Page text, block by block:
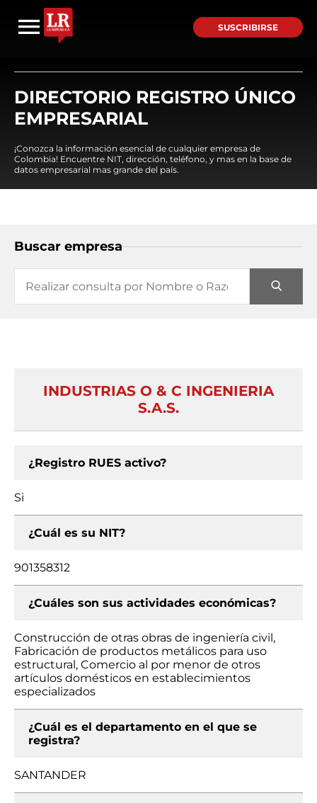
SUSCRIBIRSE
DIRECTORIO REGISTRO ÚNICO
EMPRESARIAL
¡Conozca la información esencial de cualquier empresa de
Colombia! Encuentre NIT, dirección, teléfono, y mas en la base de
datos empresarial mas grande del país.
Buscar empresa
INDUSTRIAS O & C INGENIERIA
S.A.S.
¿Registro RUES activo?
Si
¿Cuál es su NIT?
901358312
¿Cuáles son sus actividades económicas?
Construcción de otras obras de ingeniería civil,
Fabricación de productos metálicos para uso
estructural, Comercio al por menor de otros
artículos domésticos en establecimientos
especializados
¿Cuál es el departamento en el que se
registra?
SANTANDER